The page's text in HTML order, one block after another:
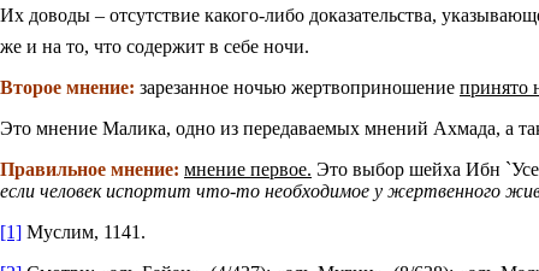
же и на то, что содержит в себе ночи.
Второе мнение: зарезанное ночью жертвоприношение принято
Это мнение Малика, одно из передаваемых мнений Ахмада, а
Правильное мнение: мнение первое. Это выбор шейха Ибн
если человек испортит что-то необходимое у жертвенного
[1] Муслим, 1141.